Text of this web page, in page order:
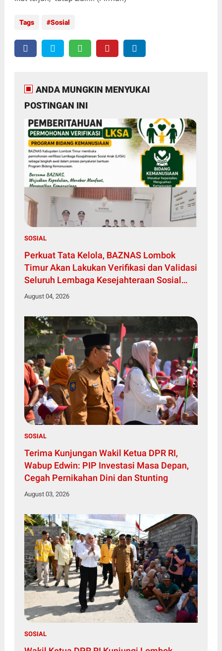
Tags Sosial
ANDA MUNGKIN MENYUKAI
POSTINGAN INI
SOSIAL
Perkuat Tata Kelola, BAZNAS Lombok
Timur Akan Lakukan Verifikasi dan Validasi
Seluruh Lembaga Kesejahteraan Sosial
Anak
August 04, 2026
SOSIAL
Terima Kunjungan Wakil Ketua DPR RI,
Wabup Edwin: PIP Investasi Masa Depan,
Cegah Pernikahan Dini dan Stunting
August 03, 2026
SOSIAL